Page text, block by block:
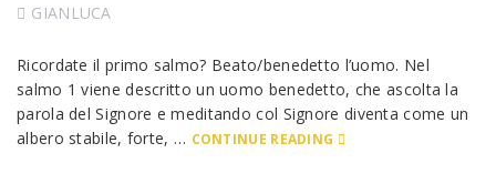
GIANLUCA
Ricordate il primo salmo? Beato/benedetto l’uomo. Nel
salmo 1 viene descritto un uomo benedetto, che ascolta la
parola del Signore e meditando col Signore diventa come un
albero stabile, forte, … CONTINUE READING